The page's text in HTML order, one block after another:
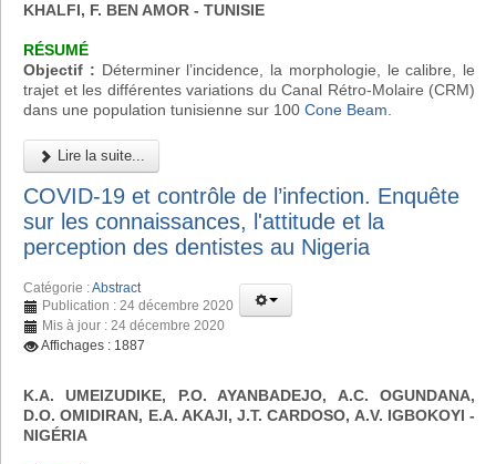
KHALFI, F. BEN AMOR - TUNISIE
RÉSUMÉ
Objectif : Déterminer l’incidence, la morphologie, le calibre, le
trajet et les différentes variations du Canal Rétro-Molaire (CRM)
dans une population tunisienne sur 100 Cone Beam
Lire la suite...
COVID-19 et contrôle de l’infection. Enquête
sur les connaissances, l'attitude et la
perception des dentistes au Nigeria
Catégorie :Abstract
Publication : 24 décembre 2020
Mis à jour : 24 décembre 2020
Affichages : 1887
K.A. UMEIZUDIKE, P.O. AYANBADEJO, A.C. OGUNDANA,
D.O. OMIDIRAN, E.A. AKAJI, J.T. CARDOSO, A.V. IGBOKOYI -
NIGÉRIA